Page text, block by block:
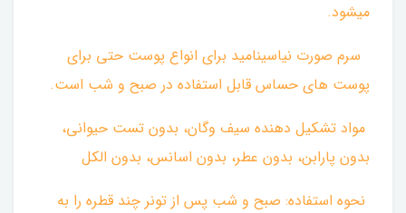
میشود.
‌ سرم صورت نیاسینامید برای انواع پوست حتی برای
پوست های حساس قابل استفاده در صبح و شب است.
مواد تشکیل دهنده سیف وگان، بدون تست حیوانی،
بدون پارابن، بدون عطر، بدون اسانس، بدون الکل ‌
نحوه استفاده: صبح و شب پس از تونر چند قطره را به